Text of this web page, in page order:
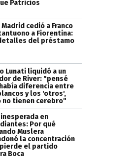
Patricios
Madrid cedió a Franco
a Fiorentina:
del préstamo
Lunati liquidó a un
de River: "pensé
diferencia entre
y los 'otros',
no tienen cerebro"
inesperada en
Por qué
Muslera
la concentración
el partido
Boca